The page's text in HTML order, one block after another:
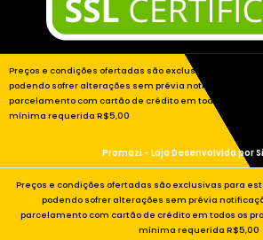
Preços e condições ofertadas são exclusivas para este
podendo sofrer alterações sem prévia notificação.
parcelamento com cartão de crédito em todos os
mínima requerida R$5,00
Promazi - Loja Desenvolvida por
Preços e condições ofertadas são exclusivas para
podendo sofrer alterações sem prévia
parcelamento com cartão de crédito em todos os
mínima requerida R$5,00